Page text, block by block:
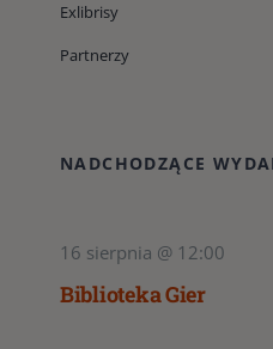
Exlibrisy
Partnerzy
NADCHODZĄCE
16 sierpnia @ 12:00
Biblioteka Gier